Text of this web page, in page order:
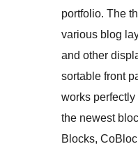
portfolio. The
various blog
and other
sortable front
works
the newest
Blocks,